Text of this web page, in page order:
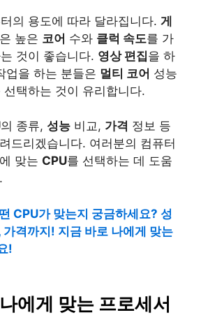
의 용도에 따라 달라집니다. 게
높은 코어 수와 클럭 속도를 가
것이 좋습니다. 영상 편집을 하
업을 하는 분들은 멀티 코어 성능
선택하는 것이 유리합니다.
의 종류, 성능 비교, 가격 정보 등
드리겠습니다. 여러분의 컴퓨터
맞는 CPU를 선택하는 데 도움
CPU가 맞는지 궁금하세요? 성
가격까지! 지금 바로 나에게 맞는
!
에게 맞는 프로세서